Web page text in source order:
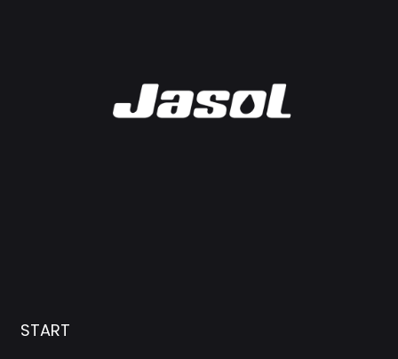
START